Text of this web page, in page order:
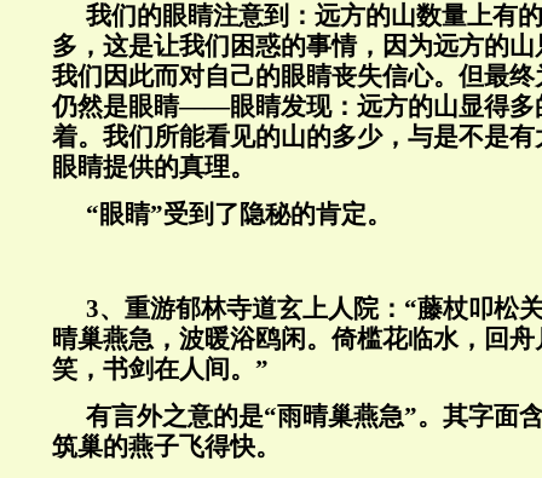
我们的眼睛注意到：远方的山数量上有
多，这是让我们困惑的事情，因为远方的
我们因此而对自己的眼睛丧失信心。但最
仍然是眼睛——眼睛发现：远方的山显得多
着。我们所能看见的山的多少，与是不是
眼睛提供的真理。
“眼睛”受到了隐秘的肯定。
3、重游郁林寺道玄上人院：“藤杖叩松
晴巢燕急，波暖浴鸥闲。倚槛花临水，回
笑，书剑在人间。”
有言外之意的是“雨晴巢燕急”。其字面
筑巢的燕子飞得快。